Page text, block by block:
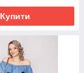
Купити